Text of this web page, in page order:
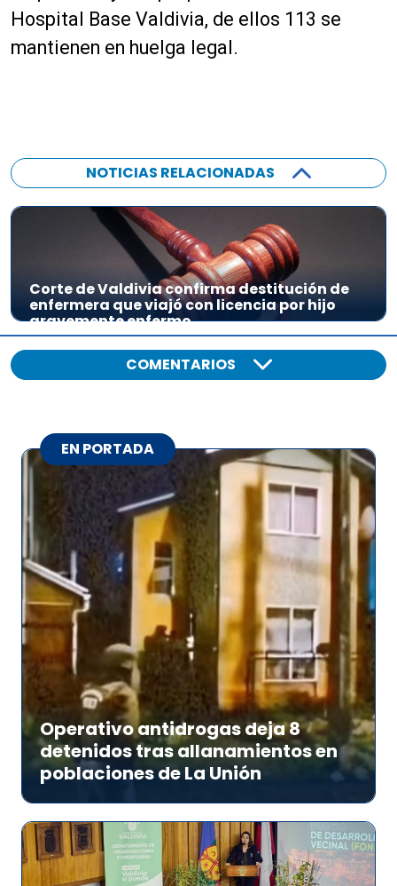
o
d
u
d
e
u
Hospital Base Valdivia, de ellos 113 se
mantienen en huelga legal.
NOTICIAS RELACIONADAS
Corte de Valdivia confirma destitución de
enfermera que viajó con licencia por hijo
gravemente enfermo
COMENTARIOS
EN PORTADA
Operativo antidrogas deja 8
detenidos tras allanamientos en
poblaciones de La Unión